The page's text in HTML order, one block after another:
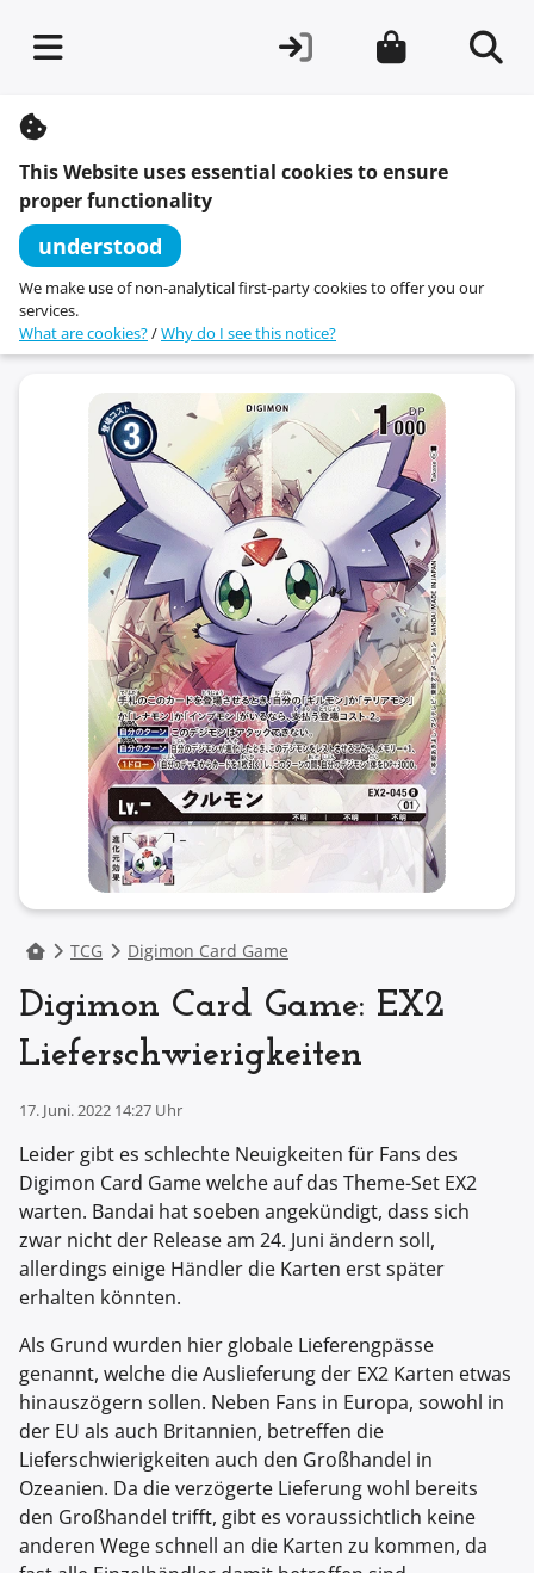
n
This Website uses essential cookies to ensure
proper functionality
understood
We make use of non-analytical first-party cookies to offer you our
services.
What are cookies?/Why do I see this notice?
TCG Digimon Card Game
Digimon Card Game: EX2
Lieferschwierigkeiten
17. Juni. 2022 14:27 Uhr
Leider gibt es schlechte Neuigkeiten für Fans des
Digimon Card Game welche auf das Theme-Set EX2
warten. Bandai hat soeben angekündigt, dass sich
zwar nicht der Release am 24. Juni ändern soll,
allerdings einige Händler die Karten erst später
erhalten könnten.
Als Grund wurden hier globale Lieferengpässe
genannt, welche die Auslieferung der EX2 Karten etwas
hinauszögern sollen. Neben Fans in Europa, sowohl in
der EU als auch Britannien, betreffen die
Lieferschwierigkeiten auch den Großhandel in
Ozeanien. Da die verzögerte Lieferung wohl bereits
den Großhandel trifft, gibt es voraussichtlich keine
anderen Wege schnell an die Karten zu kommen, da